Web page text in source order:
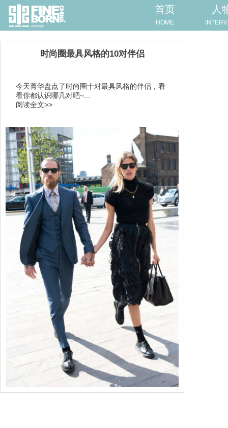
首页
HOME
人
时尚圈最具风格的10对伴侣
今天菁华盘点了时尚圈十对最具风格的伴侣，看
看你都认识哪几对吧~...
阅读全文>>